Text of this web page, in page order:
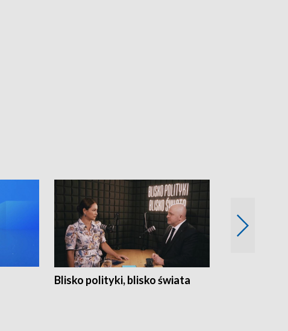
Blisko polityki, blisko świata